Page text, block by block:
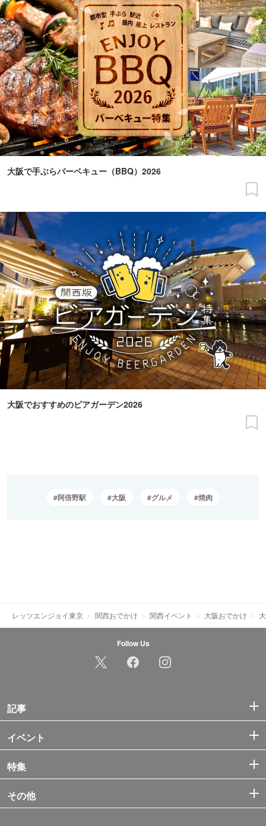
大阪で手ぶらバーベキュー（BBQ）2026
大阪でおすすめのビアガーデン2026
阿倍野駅 大阪 グルメ 焼肉
レッツエンジョイ東京 関西おでかけ 関西イベント 大阪おでかけ
Follow Us
記事
イベント
特集
その他